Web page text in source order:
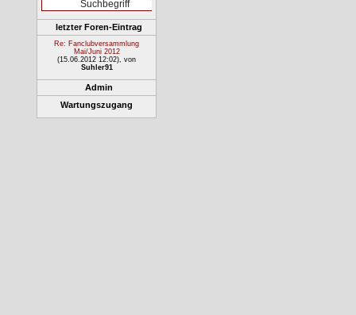
letzter Foren-Eintrag
Re: Fanclubversammlung
Mai/Juni 2012
(15.06.2012 12:02), von
Suhler91
Admin
Wartungszugang